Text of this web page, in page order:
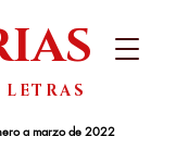
a marzo de 2022